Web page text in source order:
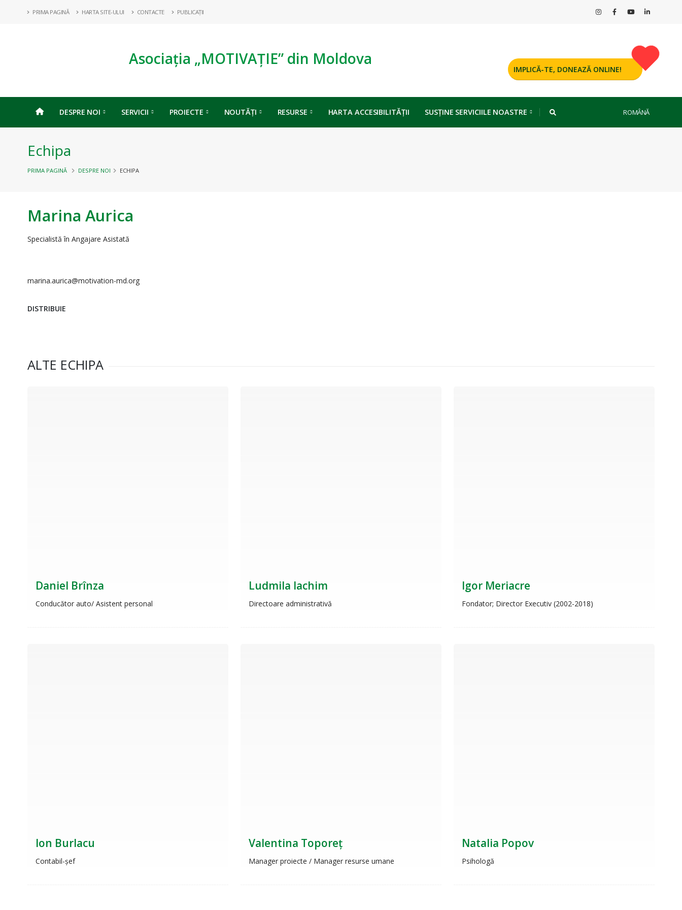
PRIMA PAGINĂ HARTA SITE-ULUI CONTACTE PUBLICAȚII
Asociația „MOTIVAȚIE” din Moldova
IMPLICĂ-TE, DONEAZĂ ONLINE!
DESPRE NOI SERVICII PROIECTE NOUTĂȚI RESURSE HARTA ACCESIBILITĂȚII SUSȚINE SERVICIILE NOASTRE ROMÂNĂ
Echipa
PRIMA PAGINĂ DESPRE NOI ECHIPA
Marina Aurica
Specialistă în Angajare Asistată
marina.aurica@motivation-md.org
DISTRIBUIE
ALTE ECHIPA
Daniel Brînza
Conducător auto/ Asistent personal
Ludmila Iachim
Directoare administrativă
Igor Meriacre
Fondator; Director Executiv (2002-2018)
Ion Burlacu
Contabil-șef
Valentina Toporeț
Manager proiecte / Manager resurse umane
Natalia Popov
Psihologă